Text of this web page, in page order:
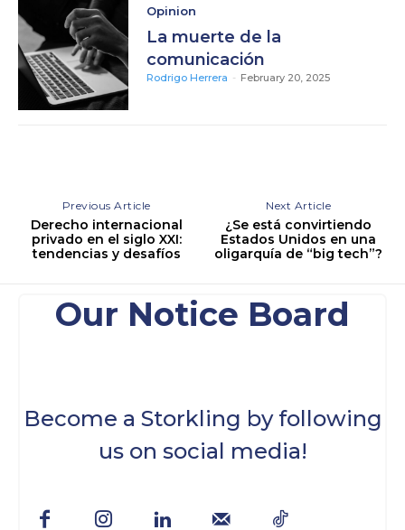
Opinion
La muerte de la
comunicación
Rodrigo Herrera - February 20, 2025
Previous Article
Derecho internacional
privado en el siglo XXI:
tendencias y desafíos
Next Article
¿Se está convirtiendo
Estados Unidos en una
oligarquía de “big tech”?
Our Notice Board
Become a Storkling by following
us on social media!